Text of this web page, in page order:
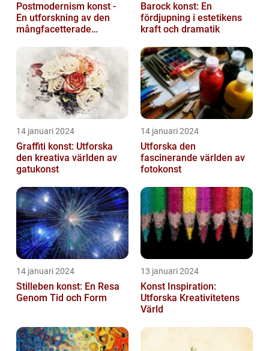
Postmodernism konst -
En utforskning av den
mångfacetterade
Barock konst: En
fördjupning i estetikens
kraft och dramatik
14 januari 2024
Graffiti konst: Utforska
den kreativa världen av
gatukonst
14 januari 2024
Utforska den
fascinerande världen av
fotokonst
14 januari 2024
Stilleben konst: En Resa
Genom Tid och Form
13 januari 2024
Konst Inspiration:
Utforska Kreativitetens
Värld